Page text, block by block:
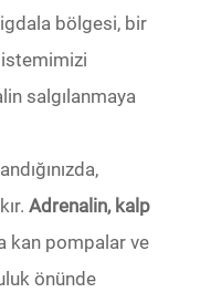
bölgesi, bir
salgılanmaya
Adrenalin, kalp
kan pompalar ve
önünde